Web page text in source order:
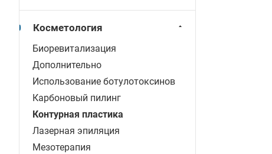
Косметология
Биоревитализация
Дополнительно
Использование ботулотоксинов
Карбоновый пилинг
Контурная пластика
Лазерная эпиляция
Мезотерапия